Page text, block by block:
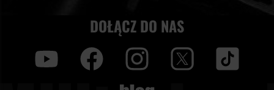
DOŁĄCZ DO NAS